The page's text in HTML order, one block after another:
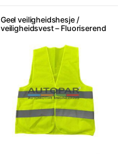
Geel veiligheidshesje /
veiligheidsvest – Fluoriserend